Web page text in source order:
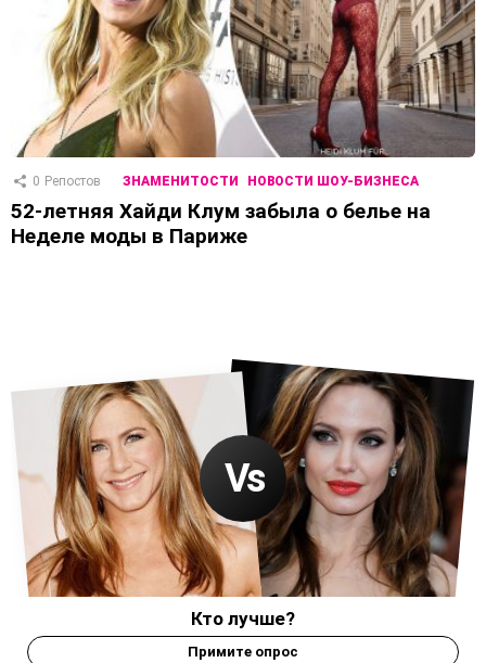
0 Репостов ЗНАМЕНИТОСТИ НОВОСТИ ШОУ-БИЗНЕСА
52-летняя Хайди Клум забыла о белье на
Неделе моды в Париже
Кто лучше?
Примите опрос